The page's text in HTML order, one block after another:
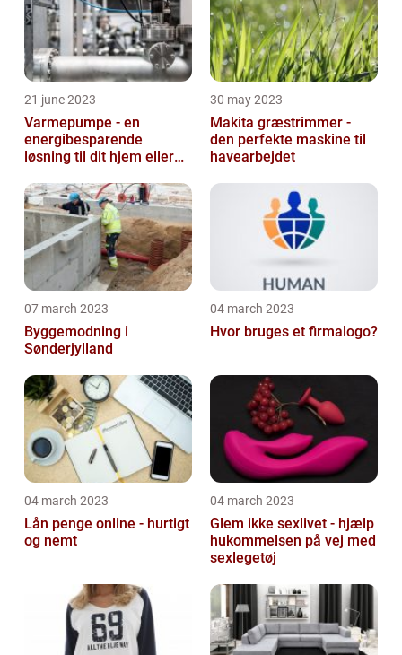
21 june 2023
Varmepumpe - en
energibesparende
løsning til dit hjem eller
30 may 2023
Makita græstrimmer -
den perfekte maskine til
havearbejdet
07 march 2023
Byggemodning i
Sønderjylland
04 march 2023
Hvor bruges et firmalogo?
04 march 2023
Lån penge online - hurtigt
og nemt
04 march 2023
Glem ikke sexlivet - hjælp
hukommelsen på vej med
sexlegetøj